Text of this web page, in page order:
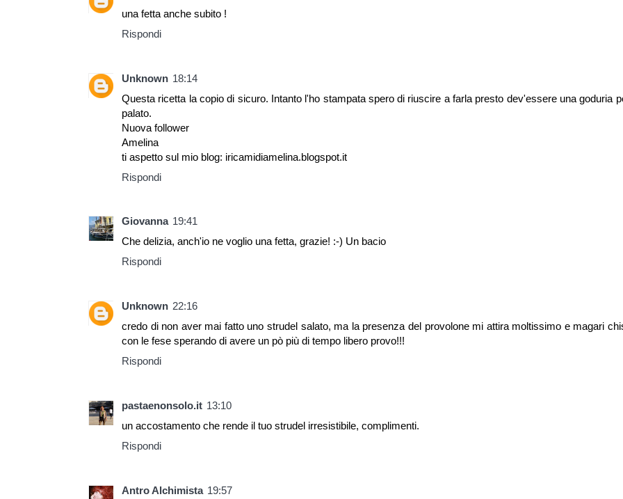
una fetta anche subito !
Rispondi
Unknown 18:14
Questa ricetta la copio di sicuro. Intanto l'ho stampata spero di riuscire a farla presto dev'essere una goduria
palato.
Nuova follower
Amelina
ti aspetto sul mio blog: iricamidiamelina.blogspot.it
Rispondi
Giovanna 19:41
Che delizia, anch'io ne voglio una fetta, grazie! :-) Un bacio
Rispondi
Unknown 22:16
credo di non aver mai fatto uno strudel salato, ma la presenza del provolone mi attira moltissimo e magari
con le fese sperando di avere un pò più di tempo libero provo!!!
Rispondi
pastaenonsolo.it 13:10
un accostamento che rende il tuo strudel irresistibile, complimenti.
Rispondi
Antro Alchimista 19:57